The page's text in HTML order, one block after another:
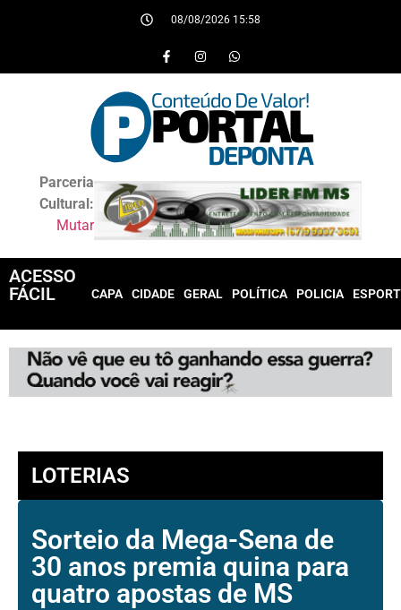
08/08/2026 15:58
Parceria
Cultural:
Mutar
ACESSO
FÁCIL
CAPA CIDADE GERAL POLÍTICA POLICIA
LOTERIAS
Sorteio da Mega-Sena de
30 anos premia quina para
quatro apostas de MS